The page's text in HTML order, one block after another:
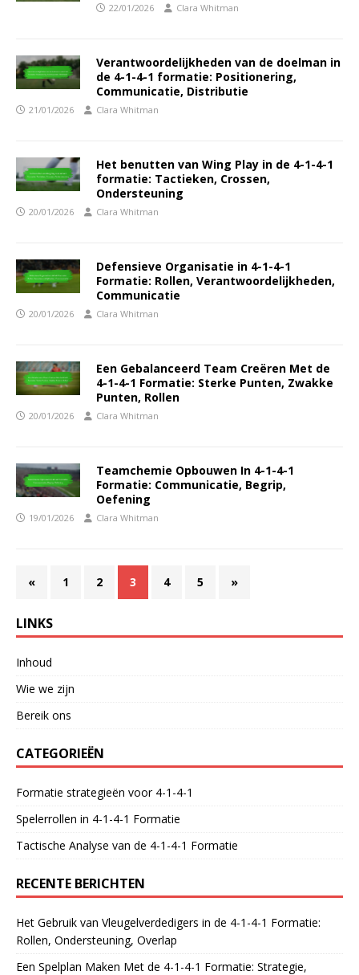
22/01/2026 Clara Whitman
Verantwoordelijkheden van de doelman in
de 4-1-4-1 formatie: Positionering,
Communicatie, Distributie
21/01/2026 Clara Whitman
Het benutten van Wing Play in de 4-1-4-1
formatie: Tactieken, Crossen,
Ondersteuning
20/01/2026 Clara Whitman
Defensieve Organisatie in 4-1-4-1
Formatie: Rollen, Verantwoordelijkheden,
Communicatie
20/01/2026 Clara Whitman
Een Gebalanceerd Team Creëren Met de
4-1-4-1 Formatie: Sterke Punten, Zwakke
Punten, Rollen
20/01/2026 Clara Whitman
Teamchemie Opbouwen In 4-1-4-1
Formatie: Communicatie, Begrip,
Oefening
19/01/2026 Clara Whitman
« 1 2 3 4 5 »
LINKS
Inhoud
Wie we zijn
Bereik ons
CATEGORIEËN
Formatie strategieën voor 4-1-4-1
Spelerrollen in 4-1-4-1 Formatie
Tactische Analyse van de 4-1-4-1 Formatie
RECENTE BERICHTEN
Het Gebruik van Vleugelverdedigers in de 4-1-4-1 Formatie:
Rollen, Ondersteuning, Overlap
Een Spelplan Maken Met de 4-1-4-1 Formatie: Strategie,